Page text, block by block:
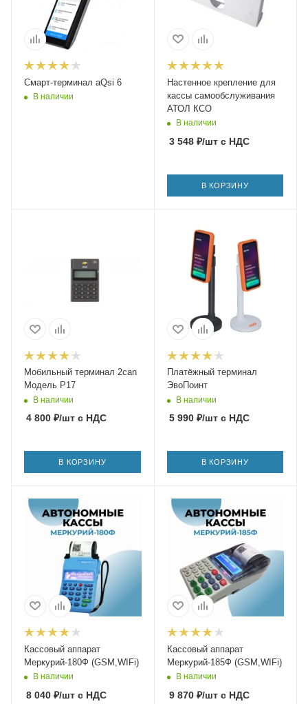
Смарт-терминал aQsi 6
В наличии
Настенное крепление для
кассы самообслуживания
АТОЛ КСО
В наличии
3 548₽/штс НДС
В КОРЗИНУ
Мобильный терминал 2can
Модель P17
В наличии
4 800 ₽/шт с НДС
В КОРЗИНУ
Платёжный терминал
ЭвоПоинт
В наличии
5 990₽/штс НДС
В КОРЗИНУ
Кассовый аппарат
Меркурий-180Ф (GSM,WIFi)
В наличии
8 040 ₽/шт с НДС
Кассовый аппарат
Меркурий-185Ф (GSM,WIFi)
В наличии
9 870₽/штс НДС